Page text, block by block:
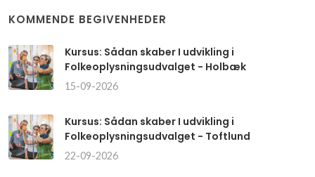
KOMMENDE BEGIVENHEDER
Kursus: Sådan skaber I udvikling i
Folkeoplysningsudvalget - Holbæk
15-09-2026
Kursus: Sådan skaber I udvikling i
Folkeoplysningsudvalget - Toftlund
22-09-2026